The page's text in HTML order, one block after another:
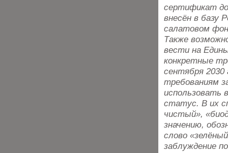
сертификат
внесён в базу
салатовом
Также
вести на
конкретные
сентября
требованиям
использовать
статус. В их
чистый»,
значению,
слово
заблуждение